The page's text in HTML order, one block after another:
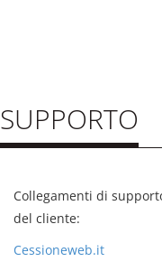
SUPPORTO
Collegamenti di
del cliente:
Cessioneweb.it